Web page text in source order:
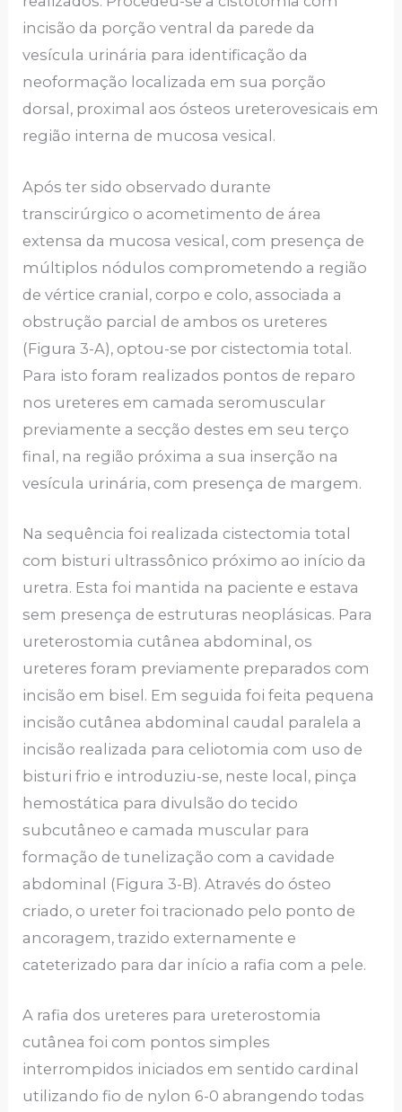
incisão da porção ventral da parede da
vesícula urinária para identificação da
neoformação localizada em sua porção
dorsal, proximal aos ósteos ureterovesicais em
região interna de mucosa vesical.
Após ter sido observado durante
transcirúrgico o acometimento de área
extensa da mucosa vesical, com presença de
múltiplos nódulos comprometendo a região
de vértice cranial, corpo e colo, associada a
obstrução parcial de ambos os ureteres
(Figura 3-A), optou-se por cistectomia total.
Para isto foram realizados pontos de reparo
nos ureteres em camada seromuscular
previamente a secção destes em seu terço
final, na região próxima a sua inserção na
vesícula urinária, com presença de margem.
Na sequência foi realizada cistectomia total
com bisturi ultrassônico próximo ao início da
uretra. Esta foi mantida na paciente e estava
sem presença de estruturas neoplásicas. Para
ureterostomia cutânea abdominal, os
ureteres foram previamente preparados com
incisão em bisel. Em seguida foi feita pequena
incisão cutânea abdominal caudal paralela a
incisão realizada para celiotomia com uso de
bisturi frio e introduziu-se, neste local, pinça
hemostática para divulsão do tecido
subcutâneo e camada muscular para
formação de tunelização com a cavidade
abdominal (Figura 3-B). Através do ósteo
criado, o ureter foi tracionado pelo ponto de
ancoragem, trazido externamente e
cateterizado para dar início a rafia com a pele.
A rafia dos ureteres para ureterostomia
cutânea foi com pontos simples
interrompidos iniciados em sentido cardinal
utilizando fio de nylon 6-0 abrangendo todas